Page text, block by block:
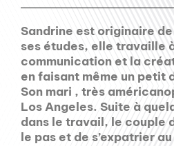
Sandrine est originaire
ses études, elle travaille
communication et la
en faisant même un petit
Son mari , très
Los Angeles. Suite à
dans le travail, le couple
le pas et de s’expatrier au